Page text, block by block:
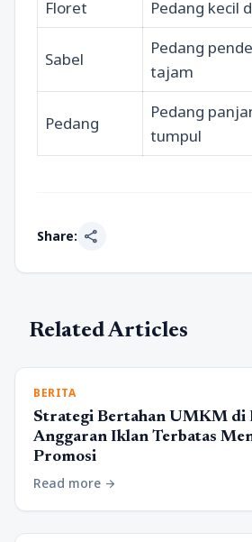
Floret Pedang kecil
Sabel
Pedang
tajam
Pedang
Pedang
tumpul
Share: share
Related Articles
BERITA
Strategi Bertahan UMKM di
Anggaran Iklan Terbatas
Promosi
Read more arrow_forward